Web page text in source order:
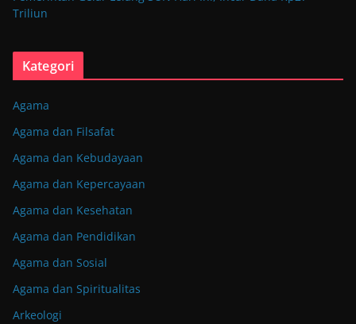
Triliun
Kategori
Agama
Agama dan Filsafat
Agama dan Kebudayaan
Agama dan Kepercayaan
Agama dan Kesehatan
Agama dan Pendidikan
Agama dan Sosial
Agama dan Spiritualitas
Arkeologi